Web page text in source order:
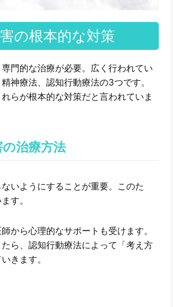
の根本的な対策
門的な治療が必要。広く行われてい
神療法、認知行動療法の3つです。
らが根本的な対策だと言われていま
治療方法
いようにすることが重要。このた
す。
から心理的なサポートも受けます。
ら、認知行動療法によって「考え方
きます。